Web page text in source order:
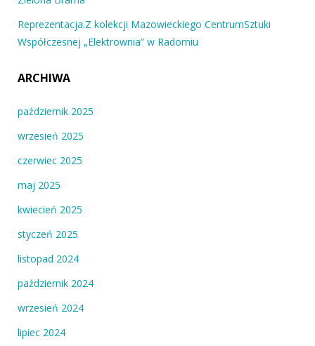
Reprezentacja.Z kolekcji Mazowieckiego CentrumSztuki
Współczesnej „Elektrownia” w Radomiu
ARCHIWA
październik 2025
wrzesień 2025
czerwiec 2025
maj 2025
kwiecień 2025
styczeń 2025
listopad 2024
październik 2024
wrzesień 2024
lipiec 2024